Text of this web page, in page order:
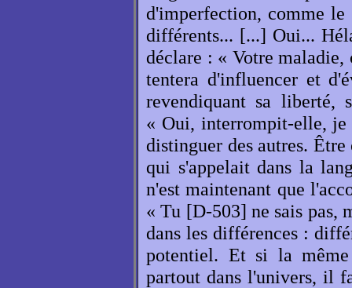
d'imperfection, comme
différents... [...] Oui...
déclare : « Votre maladie,
tentera d'influencer et
revendiquant sa liberté,
« Oui, interrompit-elle, je
distinguer des autres.
qui s'appelait dans la
n'est maintenant que
« Tu [D-503] ne sais pas,
dans les différences :
potentiel. Et si la
partout dans l'univers, il